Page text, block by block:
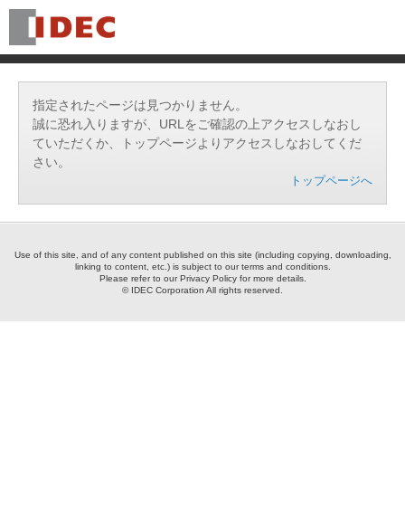
指定されたページは見つかりません。
誠に恐れ入りますが、URLをご確認の上アクセスしなおし
ていただくか、トップページよりアクセスしなおしてくだ
さい。
トップページへ
Use of this site, and of any content published on this site (including copying, downloading,
linking to content, etc.) is subject to our terms and conditions.
Please refer to our Privacy Policy for more details.
© IDEC Corporation All rights reserved.